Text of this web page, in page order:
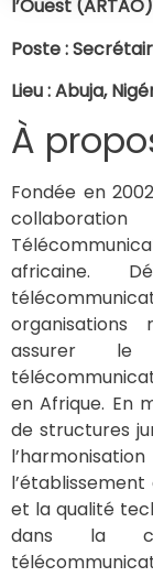
l’Ouest (ARTAO)
Poste :
Lieu : Abuja,
À
Fondée en
africaine.
organisations
assurer le
en Afrique. En
de structures
et la qualité
dans la